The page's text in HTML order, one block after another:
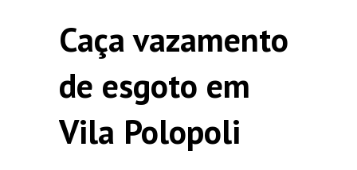
Caça vazamento
de esgoto em
Vila Polopoli